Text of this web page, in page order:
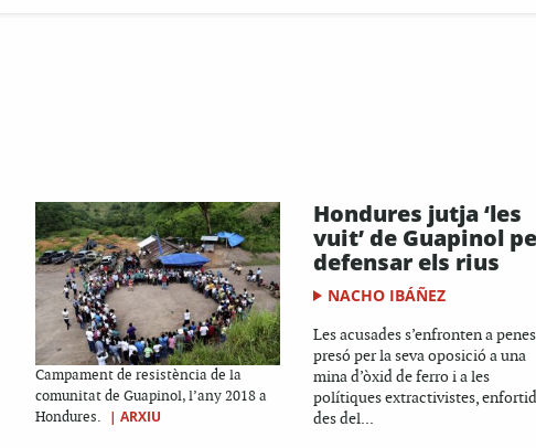
Campament de resistència de la
comunitat de Guapinol, l’any 2018 a
Hondures.
| ARXIU
Hondures jutja ‘les
vuit’ de Guapinol
defensar els rius
NACHO IBÁÑEZ
Les acusades s’enfronten a
presó per la seva oposició a una
mina d’òxid de ferro i a les
polítiques extractivistes,
des del...